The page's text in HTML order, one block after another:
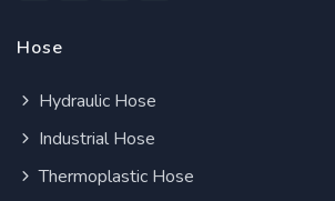
Hose
Hydraulic Hose
Industrial Hose
Thermoplastic Hose